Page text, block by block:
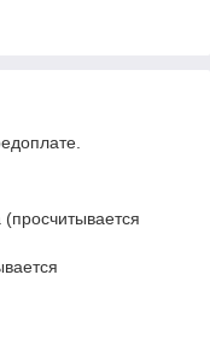
(просчитывается